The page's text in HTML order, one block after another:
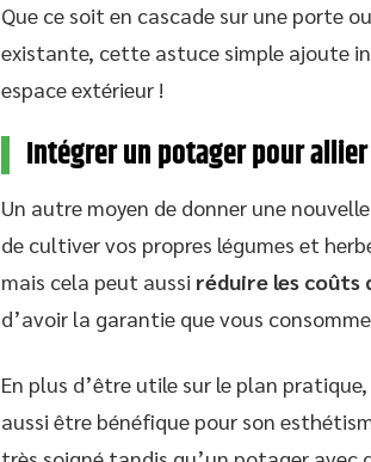
Que ce soit en cascade sur une porte
existante, cette astuce simple ajoute
espace extérieur !
Intégrer un potager pour
Un autre moyen de donner une
de cultiver vos propres légumes et
mais cela peut aussi réduire les coûts
d’avoir la garantie que vous
En plus d’être utile sur le plan
aussi être bénéfique pour son